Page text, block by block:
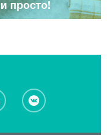
просто!